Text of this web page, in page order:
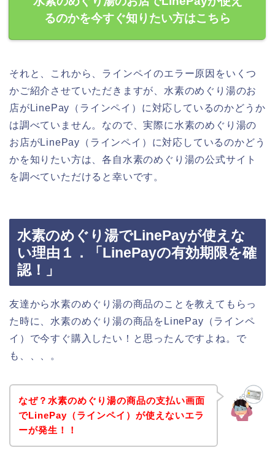
るのかを今すぐ知りたい方はこちら
それと、これから、ラインペイのエラー原因をいくつ
かご紹介させていただきますが、水素のめぐり湯のお
店がLinePay（ラインペイ）に対応しているのかどうか
は調べていません。なので、実際に水素のめぐり湯の
お店がLinePay（ラインペイ）に対応しているのかどう
かを知りたい方は、各自水素のめぐり湯の公式サイト
を調べていただけると幸いです。
水素のめぐり湯でLinePayが使えな
い理由１．「LinePayの有効期限を確
認！」
友達から水素のめぐり湯の商品のことを教えてもらっ
た時に、水素のめぐり湯の商品をLinePay（ラインペ
イ）で今すぐ購入したい！と思ったんですよね。で
も、、、。
なぜ？水素のめぐり湯の商品の支払い画面
でLinePay（ラインペイ）が使えないエラ
ーが発生！！